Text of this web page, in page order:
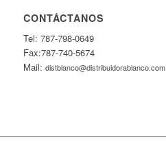
CONTÁCTANOS
Tel: 787-798-0649
Fax:787-740-5674
Mail: distblanco@distribuidorablanco.com